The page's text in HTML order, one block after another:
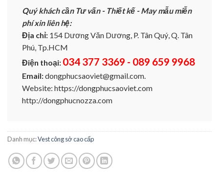
Quý khách cần Tư vấn - Thiết kế - May mẫu miễn
phí xin liên hệ:
Địa chỉ: 154 Dương Văn Dương, P. Tân Quý, Q. Tân
Phú, Tp.HCM
Điện thoại: 034 377 3369 - 089 659 9968
Email:dongphucsaoviet@gmail.com.
Website: https://dongphucsaoviet.com
http://dongphucnozza.com
Danh mục:Vest công sở cao cấp